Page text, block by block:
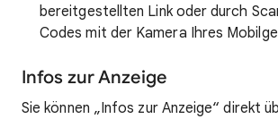
bereitgestellten Link oder durch
Codes mit der Kamera Ihres
Infos zur Anzeige
Sie können „Infos zur Anzeige“ direkt